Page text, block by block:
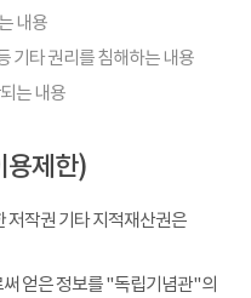
내용
기타 권리를 침해하는 내용
는 내용
용제한)
저작권 기타 지적재산권은
얻은 정보를 "독립기념관"의